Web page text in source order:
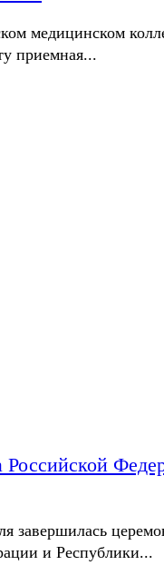
медицинском
приемная...
завершилась
и Республики...